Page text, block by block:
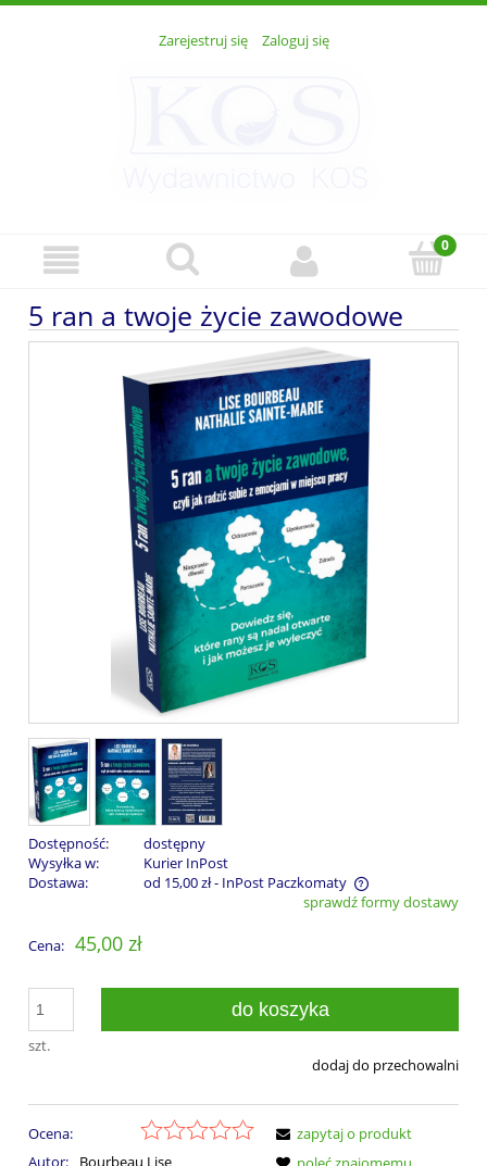
Zarejestruj się Zaloguj się
5 ran a twoje życie zawodowe
Dostępność:
dostępny
Wysyłka w:
Kurier InPost
Dostawa:
od 15,00 zł- InPost Paczkomaty
Cena nie zawiera ewentualnych kosztów płatnościsprawdź formy dostawy
Cena: 45,00 zł
szt.
do koszyka
dodaj do przechowalni
Ocena:
Autor:
Bourbeau Lise
zapytaj o produkt